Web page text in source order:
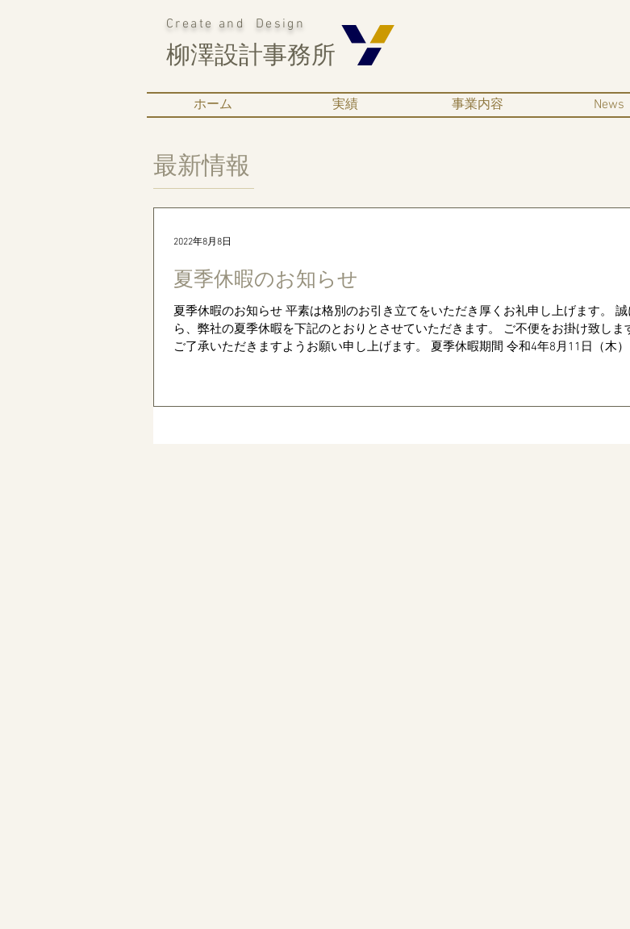
柳澤設計事務所
Create and Design
ホーム 実績 事業内容 News
最新情報
夏季休暇のお知らせ
夏季休暇のお知らせ 平素は格別のお引き立てをいただき厚くお礼申し上げます。 誠に勝手なが
ら、弊社の夏季休暇を下記のとおりとさせていただきます。 ご不便をお掛け致しま
ご了承いただきますようお願い申し上げます。 夏季休暇期間 令和4年8月
2022年8月8日